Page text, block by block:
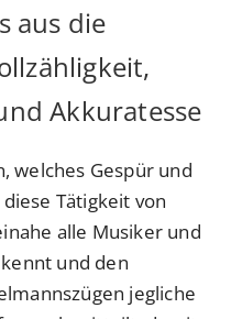
aus die
Akkuratesse
welches Gespür und
Tätigkeit von
alle Musiker und
und den
jegliche